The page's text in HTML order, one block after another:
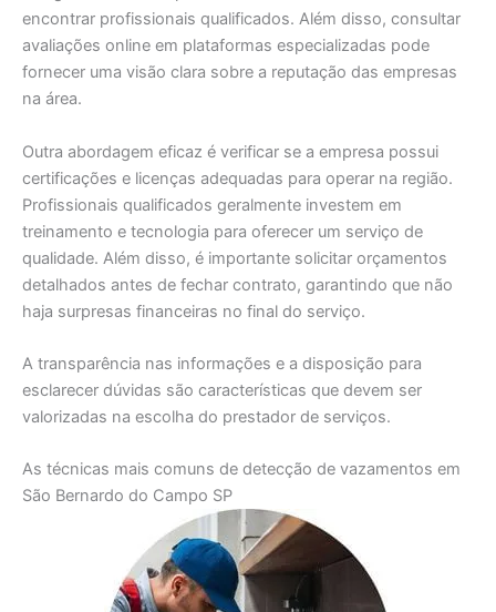
encontrar profissionais qualificados. Além disso, consultar
avaliações online em plataformas especializadas pode
fornecer uma visão clara sobre a reputação das empresas
na área.
Outra abordagem eficaz é verificar se a empresa possui
certificações e licenças adequadas para operar na região.
Profissionais qualificados geralmente investem em
treinamento e tecnologia para oferecer um serviço de
qualidade. Além disso, é importante solicitar orçamentos
detalhados antes de fechar contrato, garantindo que não
haja surpresas financeiras no final do serviço.
A transparência nas informações e a disposição para
esclarecer dúvidas são características que devem ser
valorizadas na escolha do prestador de serviços.
As técnicas mais comuns de detecção de vazamentos em
São Bernardo do Campo SP